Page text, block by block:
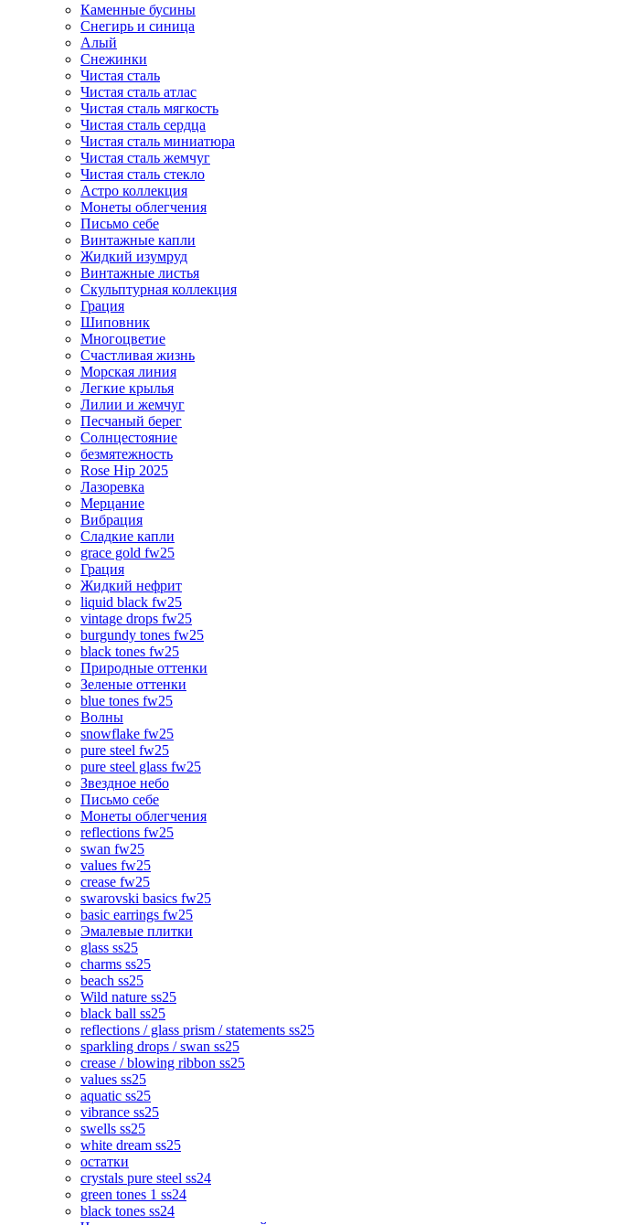
Каменные бусины
Снегирь и синица
Алый
Снежинки
Чистая сталь
Чистая сталь атлас
Чистая сталь мягкость
Чистая сталь сердца
Чистая сталь миниатюра
Чистая сталь жемчуг
Чистая сталь стекло
Астро коллекция
Монеты облегчения
Письмо себе
Винтажные капли
Жидкий изумруд
Винтажные листья
Скульптурная коллекция
Грация
Шиповник
Многоцветие
Счастливая жизнь
Морская линия
Легкие крылья
Лилии и жемчуг
Песчаный берег
Солнцестояние
безмятежность
Rose Hip 2025
Лазоревка
Мерцание
Вибрация
Сладкие капли
grace gold fw25
Грация
Жидкий нефрит
liquid black fw25
vintage drops fw25
burgundy tones fw25
black tones fw25
Природные оттенки
Зеленые оттенки
blue tones fw25
Волны
snowflake fw25
pure steel fw25
pure steel glass fw25
Звездное небо
Письмо себе
Монеты облегчения
reflections fw25
swan fw25
values fw25
crease fw25
swarovski basics fw25
basic earrings fw25
Эмалевые плитки
glass ss25
charms ss25
beach ss25
Wild nature ss25
black ball ss25
reflections / glass prism / statements ss25
sparkling drops / swan ss25
crease / blowing ribbon ss25
values ss25
aquatic ss25
vibrance ss25
swells ss25
white dream ss25
остатки
crystals pure steel ss24
green tones 1 ss24
black tones ss24